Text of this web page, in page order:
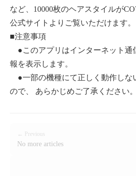
など、10000枚のヘアスタイルが
公式サイトよりご覧いただけます。
■注意事項
●このアプリはインターネット通
報を表示します。
●一部の機種にて正しく動作しな
ので、 あらかじめご了承ください。
← Previous
No more articles